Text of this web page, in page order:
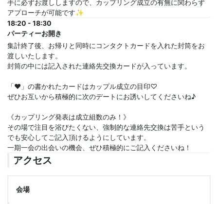
手に必ずお渡ししますので、カップリング成立の有無に関わらず
アプローチが可能です✨
18:20 - 18:30
パーティーお開き
集計終了後、お帰りと同時にコンタクトカードを入れた封筒をお
渡しいたします。
封筒の中には記入された連絡先交換カードが入っています。
「♥」の書かれたカードはカップル成立の目印♡
ぜひお互いから積極的に次のデートにお誘いしてくださいね♪
《カップリング発表は成立組数のみ！》
その場で注目を浴びたくない、強制的な連絡先交換は苦手という
でも安心してご記入頂けるようにしています。
一期一会の出会いの機会、ぜひ積極的にご記入くださいね！
アクセス
会場